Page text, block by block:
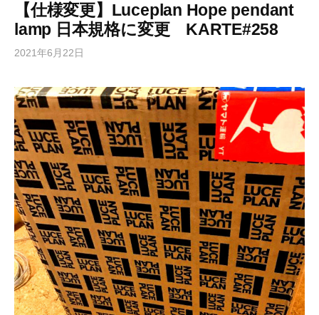
【仕様変更】Luceplan Hope pendant
lamp 日本規格に変更 KARTE#258
2021年6月22日